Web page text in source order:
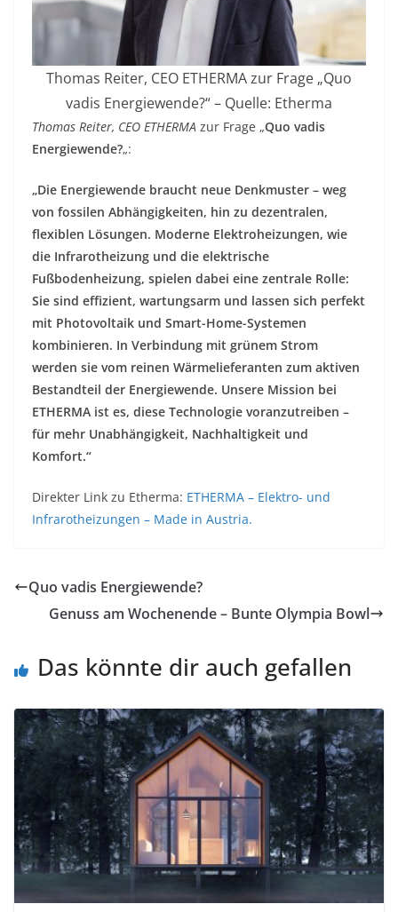
Thomas Reiter, CEO ETHERMA zur Frage „Quo
vadis Energiewende?“ – Quelle: Etherma
Thomas Reiter, CEO ETHERMA zur Frage „Quo vadis
Energiewende?„:
„Die Energiewende braucht neue Denkmuster – weg
von fossilen Abhängigkeiten, hin zu dezentralen,
flexiblen Lösungen. Moderne Elektroheizungen, wie
die Infrarotheizung und die elektrische
Fußbodenheizung, spielen dabei eine zentrale Rolle:
Sie sind effizient, wartungsarm und lassen sich perfekt
mit Photovoltaik und Smart-Home-Systemen
kombinieren. In Verbindung mit grünem Strom
werden sie vom reinen Wärmelieferanten zum aktiven
Bestandteil der Energiewende. Unsere Mission bei
ETHERMA ist es, diese Technologie voranzutreiben –
für mehr Unabhängigkeit, Nachhaltigkeit und
Komfort.“
Direkter Link zu Etherma: ETHERMA – Elektro- und
Infrarotheizungen – Made in Austria.
Quo vadis Energiewende?
Genuss am Wochenende – Bunte Olympia Bowl
Das könnte dir auch gefallen